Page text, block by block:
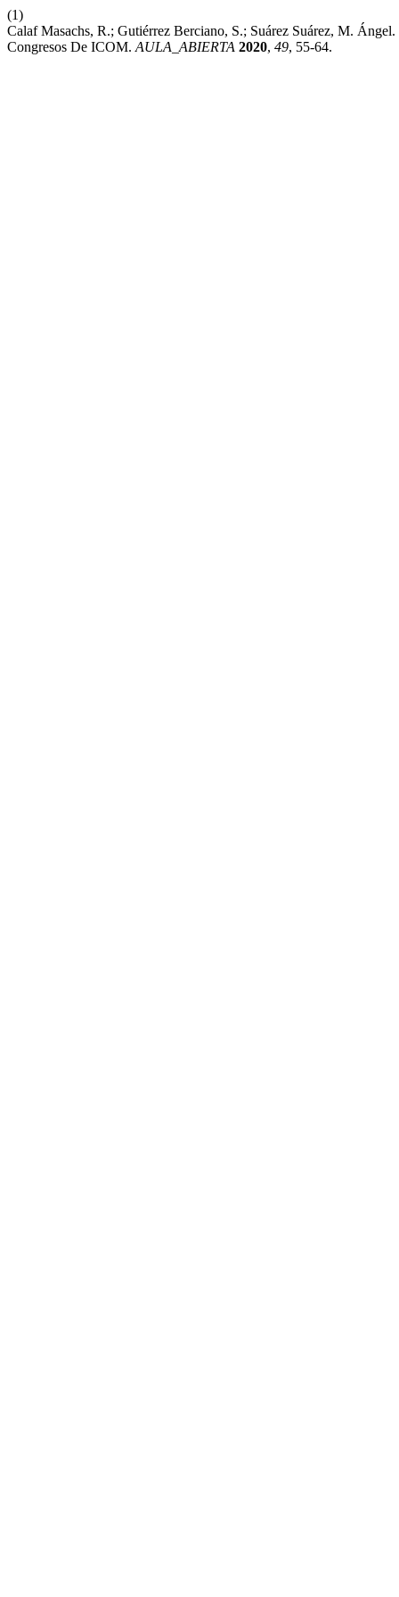
(1)
Calaf Masachs, R.; Gutiérrez Berciano, S.; Suárez Suárez, M.
Congresos De ICOM. AULA_ABIERTA 2020, 49, 55-64.